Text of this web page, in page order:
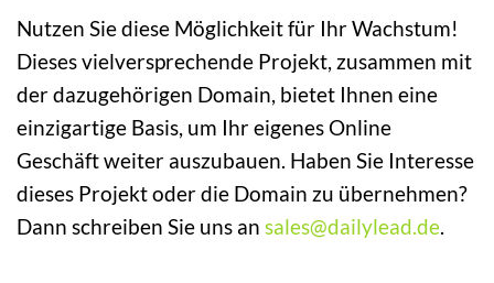
Nutzen Sie diese Möglichkeit für Ihr Wachstum!
Dieses vielversprechende Projekt, zusammen mit
der dazugehörigen Domain, bietet Ihnen eine
einzigartige Basis, um Ihr eigenes Online
Geschäft weiter auszubauen. Haben Sie Interesse
dieses Projekt oder die Domain zu übernehmen?
Dann schreiben Sie uns an sales@dailylead.de.